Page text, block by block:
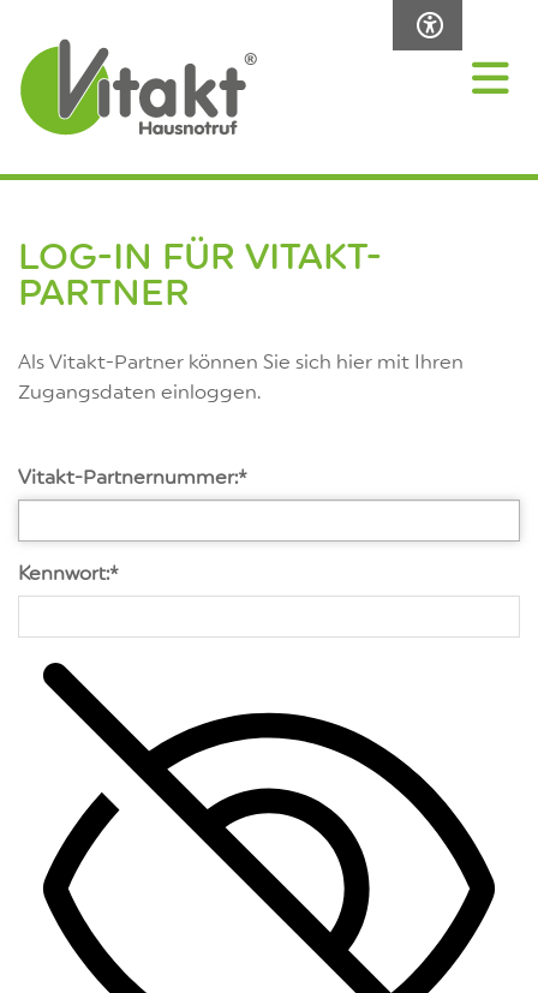
LOG-IN FÜR VITAKT-
PARTNER
Als Vitakt-Partner können Sie sich hier mit Ihren
Zugangsdaten einloggen.
Vitakt-Partnernummer:*
Kennwort:*